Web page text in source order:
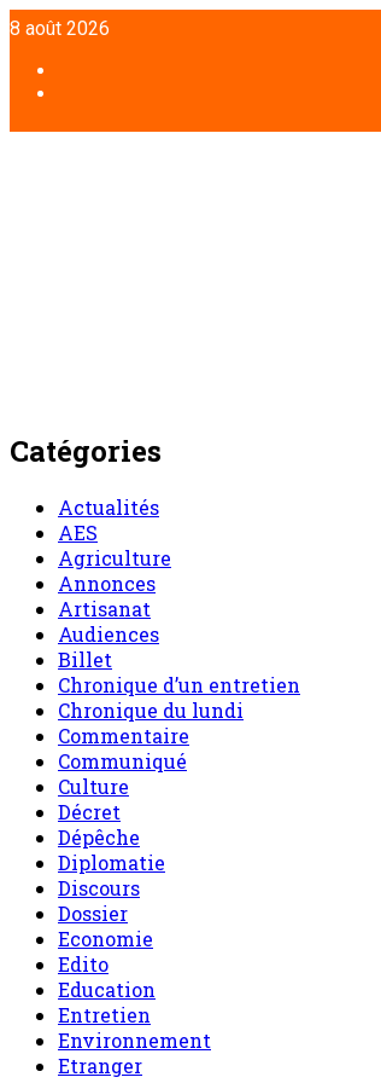
Aller
au
contenu
8 août 2026
Catégories
Actualités
AES
Agriculture
Annonces
Artisanat
Audiences
Billet
Chronique d’un entretien
Chronique du lundi
Commentaire
Communiqué
Culture
Décret
Dépêche
Diplomatie
Discours
Dossier
Economie
Edito
Education
Entretien
Environnement
Etranger